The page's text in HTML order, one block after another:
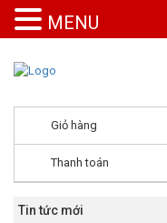
Giỏ hàng
Thanh toán
Tin tức mới
MENU